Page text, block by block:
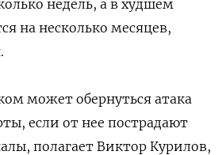
недель, а в худшем
на несколько месяцев,
может обернуться атака
если от нее пострадают
полагает Виктор Курилов,